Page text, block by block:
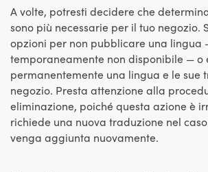
A volte, potresti decidere che
sono più necessarie per il tuo negozio.
opzioni per non pubblicare una lingua
temporaneamente non disponibile — o
permanentemente una lingua e le sue
negozio. Presta attenzione alla
eliminazione, poiché questa azione è
richiede una nuova traduzione nel
venga aggiunta nuovamente.